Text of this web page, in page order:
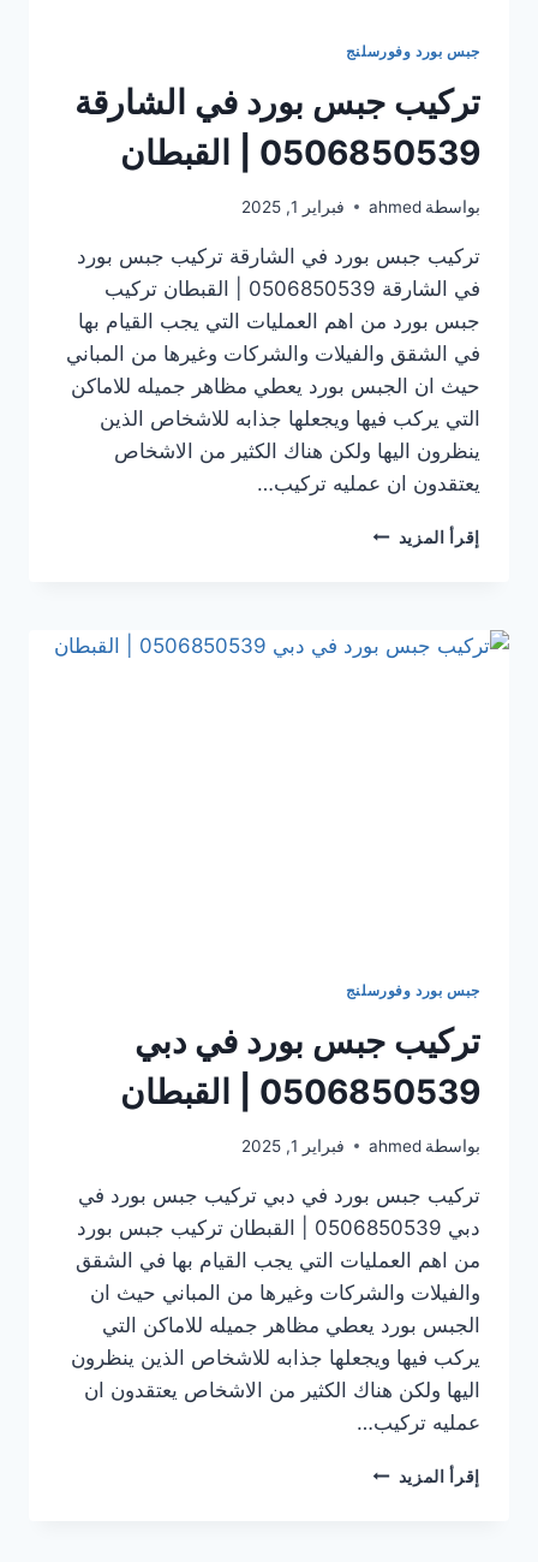
جبس بورد وفورسلنج
تركيب جبس بورد في الشارقة
0506850539 | القبطان
بواسطة ahmed فبراير 1, 2025
تركيب جبس بورد في الشارقة تركيب جبس بورد
في الشارقة 0506850539 | القبطان تركيب
جبس بورد من اهم العمليات التي يجب القيام بها
في الشقق والفيلات والشركات وغيرها من المباني
حيث ان الجبس بورد يعطي مظاهر جميله للاماكن
التي يركب فيها ويجعلها جذابه للاشخاص الذين
ينظرون اليها ولكن هناك الكثير من الاشخاص
يعتقدون ان عمليه تركيب…
إقرأ المزيد تركيب
|
جبس بورد وفورسلنج
تركيب جبس بورد في دبي
0506850539 | القبطان
بواسطة ahmed فبراير 1, 2025
تركيب جبس بورد في دبي تركيب جبس بورد في
دبي 0506850539 | القبطان تركيب جبس بورد
من اهم العمليات التي يجب القيام بها في الشقق
والفيلات والشركات وغيرها من المباني حيث ان
الجبس بورد يعطي مظاهر جميله للاماكن التي
يركب فيها ويجعلها جذابه للاشخاص الذين ينظرون
اليها ولكن هناك الكثير من الاشخاص يعتقدون ان
عمليه تركيب…
إقرأ المزيد تركيب